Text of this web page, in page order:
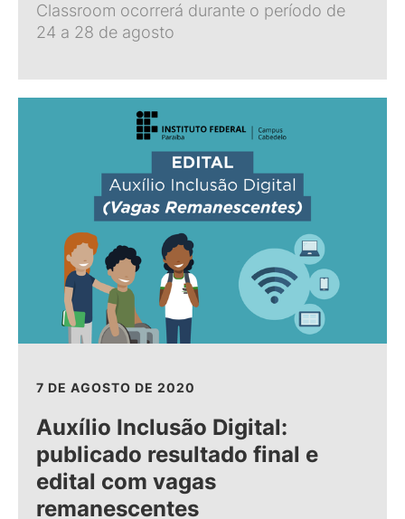
Classroom ocorrerá durante o período de
24 a 28 de agosto
7 DE AGOSTO DE 2020
Auxílio Inclusão Digital:
publicado resultado final e
edital com vagas
remanescentes